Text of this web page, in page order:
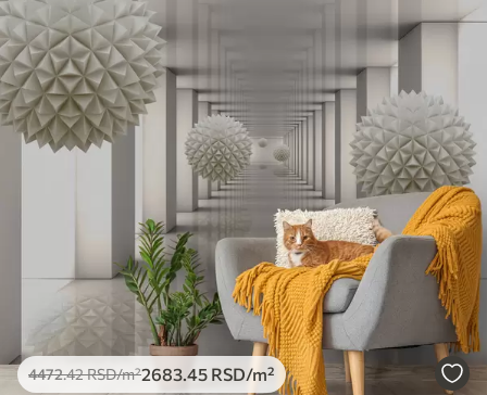
4472.42RSD/m²2683.45 RSD/m²